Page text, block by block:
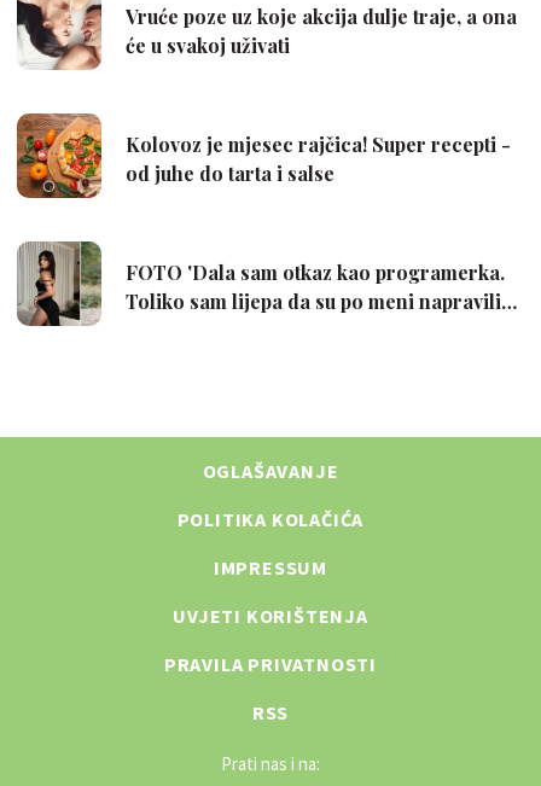
OGLAŠAVANJE
POLITIKA KOLAČIĆA
IMPRESSUM
UVJETI KORIŠTENJA
PRAVILA PRIVATNOSTI
RSS
Prati nas i na: